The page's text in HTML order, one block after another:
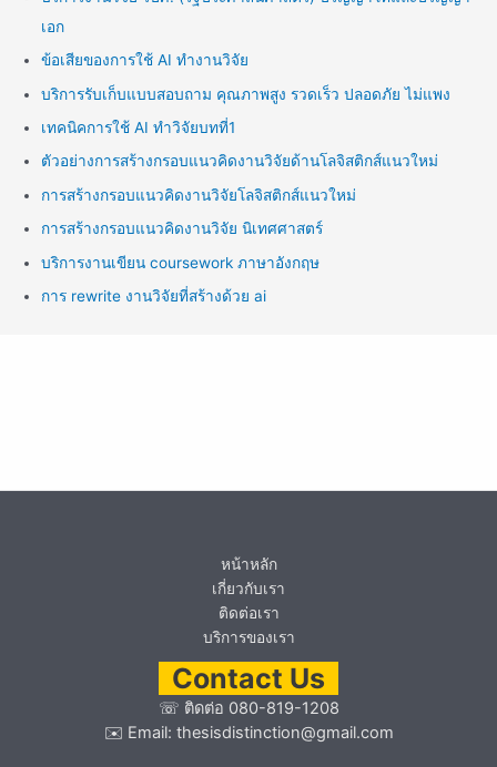
เอก
ข้อเสียของการใช้ AI ทำงานวิจัย
บริการรับเก็บแบบสอบถาม คุณภาพสูง รวดเร็ว ปลอดภัย ไม่แพง
เทคนิคการใช้ AI ทำวิจัยบทที่1
ตัวอย่างการสร้างกรอบแนวคิดงานวิจัยด้านโลจิสติกส์แนวใหม่
การสร้างกรอบแนวคิดงานวิจัยโลจิสติกส์แนวใหม่
การสร้างกรอบแนวคิดงานวิจัย นิเทศศาสตร์
บริการงานเขียน coursework ภาษาอังกฤษ
การ rewrite งานวิจัยที่สร้างด้วย ai
หน้าหลัก
เกี่ยวกับเรา
ติดต่อเรา
บริการของเรา
Contact Us
☏ ติดต่อ 080-819-1208
✉️ Email: thesisdistinction@gmail.com